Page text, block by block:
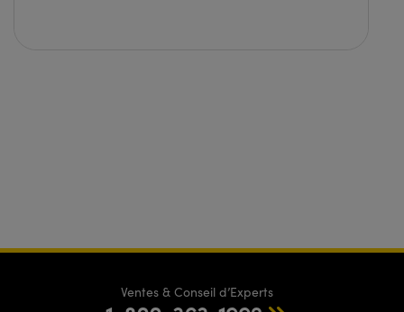
Ventes & Conseil d’Experts